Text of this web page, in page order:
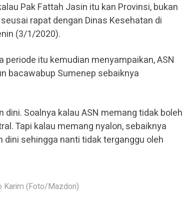
Pak Fattah Jasin itu kan Provinsi, bukan
rapat dengan Dinas Kesehatan di
(3/1/2020).
itu kemudian menyampaikan, ASN
bacawabup Sumenep sebaiknya
Soalnya kalau ASN memang tidak boleh
Tapi kalau memang nyalon, sebaiknya
sehingga nanti tidak terganggu oleh
Karim (Foto/Mazdon)